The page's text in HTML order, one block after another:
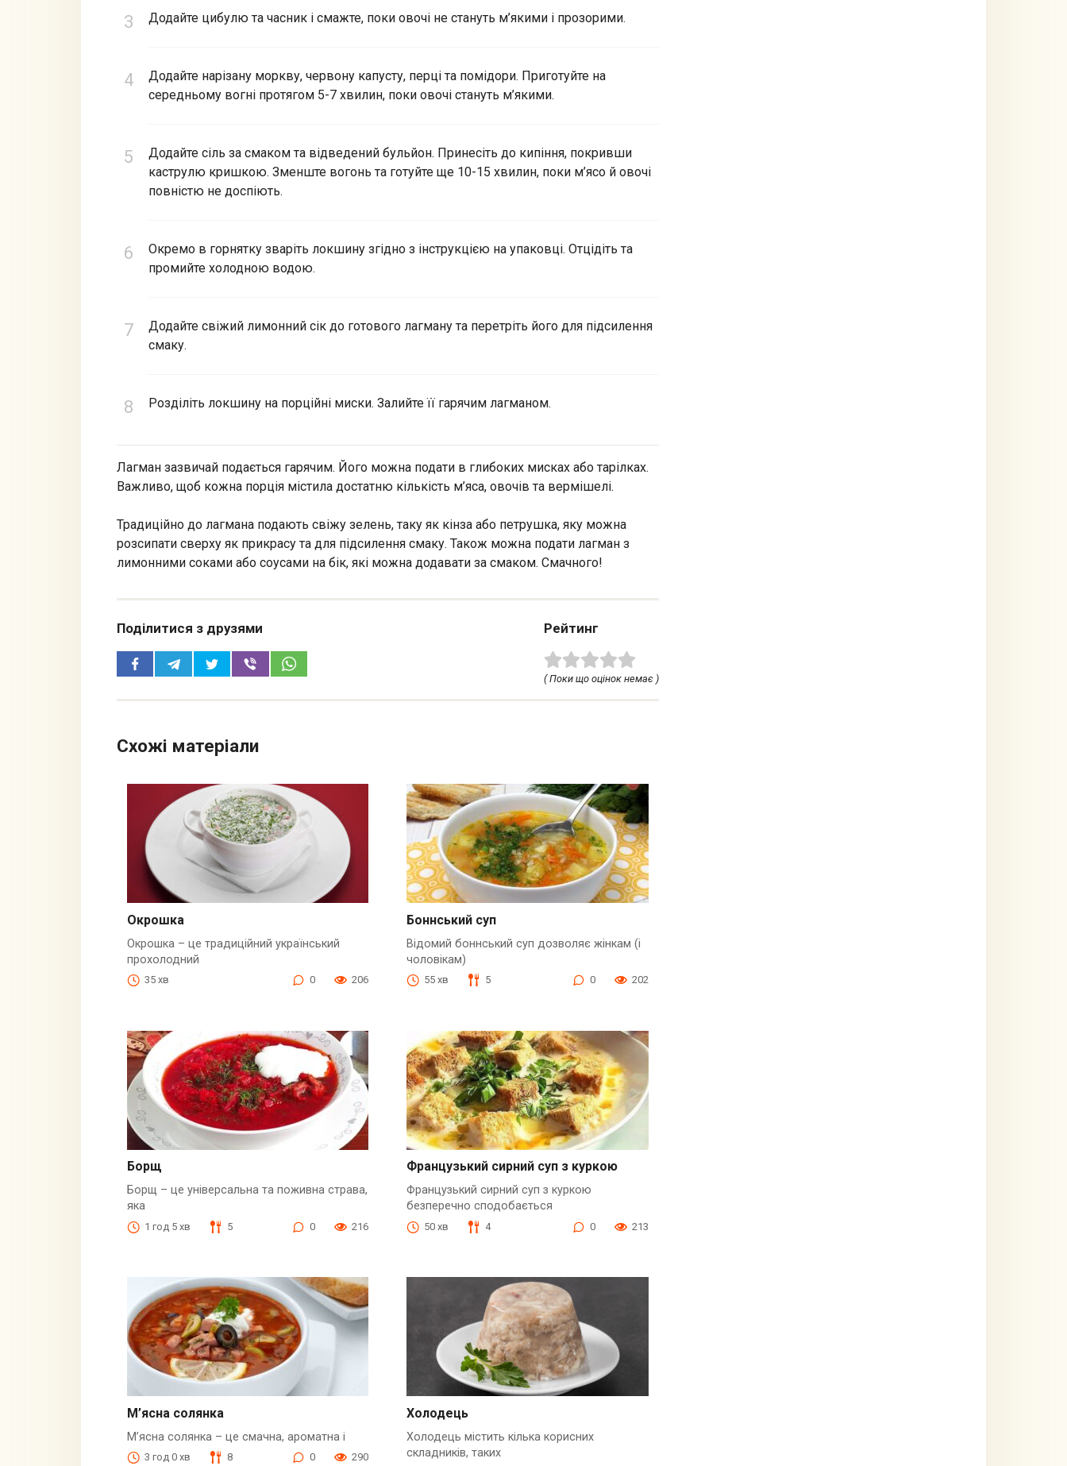
Додайте цибулю та часник і смажте, поки овочі не стануть м’якими і прозорими.
Додайте нарізану моркву, червону капусту, перці та помідори. Приготуйте на
середньому вогні протягом 5-7 хвилин, поки овочі стануть м’якими.
Додайте сіль за смаком та відведений бульйон. Принесіть до кипіння, покривши
каструлю кришкою. Зменште вогонь та готуйте ще 10-15 хвилин, поки м’ясо й овочі
повністю не доспіють.
Окремо в горнятку зваріть локшину згідно з інструкцією на упаковці. Отцідіть та
промийте холодною водою.
Додайте свіжий лимонний сік до готового лагману та перетріть його для підсилення
смаку.
Розділіть локшину на порційні миски. Залийте її гарячим лагманом.
Лагман зазвичай подається гарячим. Його можна подати в глибоких мисках або тарілках.
Важливо, щоб кожна порція містила достатню кількість м’яса, овочів та вермішелі.
Традиційно до лагмана подають свіжу зелень, таку як кінза або петрушка, яку можна
розсипати сверху як прикрасу та для підсилення смаку. Також можна подати лагман з
лимонними соками або соусами на бік, які можна додавати за смаком. Смачного!
Поділитися з друзями Рейтинг
( Поки що оцінок немає )
Схожі матеріали
Окрошка
Окрошка – це традиційний український
прохолодний
35 хв 0 206
Боннський суп
Відомий боннський суп дозволяє жінкам (і
чоловікам)
55 хв 5 0 202
Борщ
Борщ – це універсальна та поживна страва,
яка
1 год 5 хв 5 0 216
Французький сирний суп з куркою
Французький сирний суп з куркою
безперечно сподобається
50 хв 4 0 213
М’ясна солянка
М’ясна солянка – це смачна, ароматна і
3 год 0 хв 8 0 290
Холодець
Холодець містить кілька корисних
складників, таких